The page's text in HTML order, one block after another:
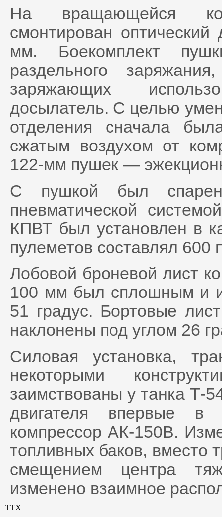
На вращающейся
смонтирован
мм. Боекомплект
раздельного
заряжающих
досылатель. С целью
отделения сначала
сжатым воздухом от
122-мм пушек —
С пушкой был
пневматической
КПВТ был установлен в
пулеметов составлял 600
Лобовой броневой лист
100 мм был сплошным и
51 градус. Бортовые
наклонены под углом 26
Силовая установка,
некоторыми
заимствованы у танка Т-
двигателя впервые
компрессор АК-150В.
топливных баков, вместо
смещением центра
изменено взаимное
ТТХ